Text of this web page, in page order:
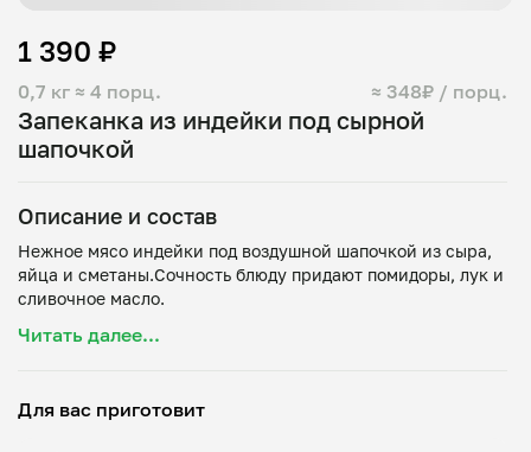
Запеканка из индейки под сырной
шапочкой
0,7 кг ≈ 4 порц. ≈ 348₽ / порц.
1 390 ₽
Описание и состав
Нежное мясо индейки под воздушной шапочкой из сыра,
яйца и сметаны.Сочность блюду придают помидоры, лук и
Читать далее...
Для вас приготовит